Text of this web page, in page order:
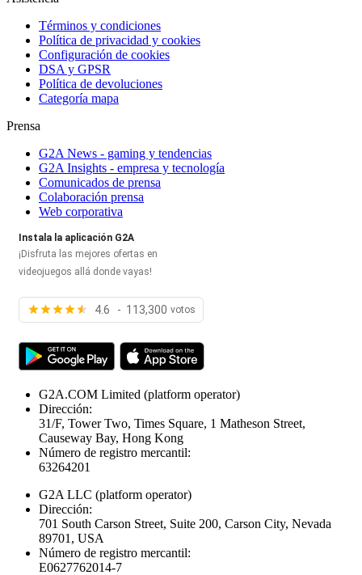
Términos y condiciones
Política de privacidad y cookies
Configuración de cookies
DSA y GPSR
Política de devoluciones
Categoría mapa
Prensa
G2A News - gaming y tendencias
G2A Insights - empresa y tecnología
Comunicados de prensa
Colaboración prensa
Web corporativa
Instala la aplicación G2A
¡Disfruta las mejores ofertas en
videojuegos allá donde vayas!
4.6 - 113,300 votos
G2A.COM Limited (platform operator)
Dirección:
31/F, Tower Two, Times Square, 1 Matheson Street,
Causeway Bay, Hong Kong
Número de registro mercantil:
63264201
G2A LLC (platform operator)
Dirección:
701 South Carson Street, Suite 200, Carson City, Nevada
89701, USA
Número de registro mercantil:
E0627762014-7